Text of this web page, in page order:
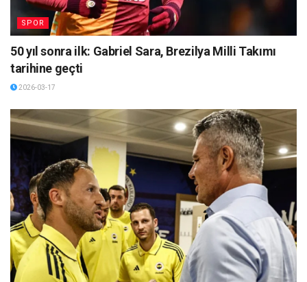
SPOR
50 yıl sonra ilk: Gabriel Sara, Brezilya Milli Takımı
tarihine geçti
2026-03-17